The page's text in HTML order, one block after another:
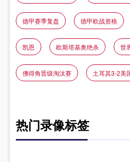
德甲赛季复盘 德甲欧战资格
凯恩 欧斯塔基奥绝杀 世
佛得角晋级淘汰赛 土耳其3-2美
热门录像标签